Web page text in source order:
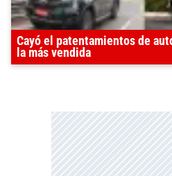
Cayó el patentamientos de
la más vendida